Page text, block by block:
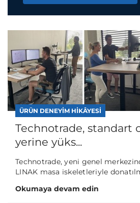
ÜRÜN DENEYIM HIKÂYESI
Technotrade, standart
yerine yüks...
Technotrade, yeni genel
LINAK masa iskeletleriyle
Okumaya devam edin